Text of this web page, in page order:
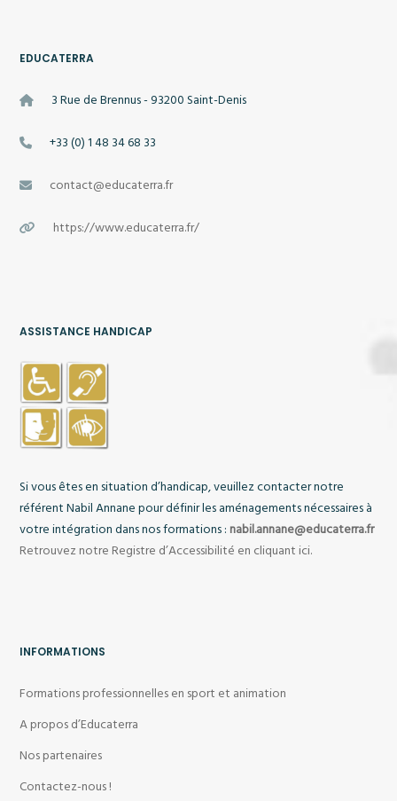
EDUCATERRA
3 Rue de Brennus - 93200 Saint-Denis
+33 (0) 1 48 34 68 33
contact@educaterra.fr
https://www.educaterra.fr/
ASSISTANCE HANDICAP
Si vous êtes en situation d’handicap, veuillez contacter notre
référentNabil Annanepour définir les aménagements nécessaires à
votre intégration dans nos formations : nabil.annane@educaterra.fr
Retrouvez notre Registre d’Accessibilité en cliquant ici.
INFORMATIONS
Formations professionnelles en sport et animation
A propos d’Educaterra
Nos partenaires
Contactez-nous !